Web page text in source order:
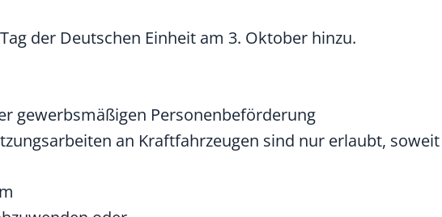
der Deutschen Einheit am 3. Oktober hinzu.
gewerbsmäßigen Personenbeförderung
an Kraftfahrzeugen sind nur erlaubt,